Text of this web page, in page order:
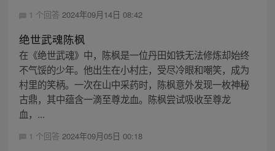
1 个回答 2024年09月14日 08:42
绝世武魂陈枫
在《绝世武魂》中，陈枫是一位丹田如铁无法修炼却始终
不气馁的少年。他出生在小村庄，受尽冷眼和嘲笑，成为
村里的笑柄。一次在山中采药时，陈枫意外发现一枚神秘
古鼎，其中蕴含一滴至尊龙血。陈枫尝试吸收至尊龙
血，...
1 个回答 2024年09月05日 00:18